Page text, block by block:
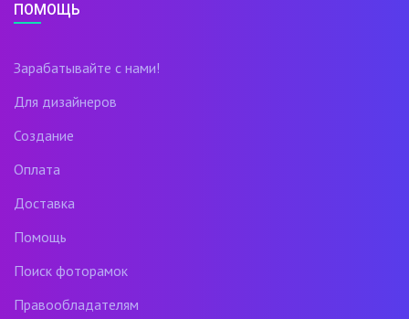
ПОМОЩЬ
Зарабатывайте с нами!
Для дизайнеров
Создание
Оплата
Доставка
Помощь
Поиск фоторамок
Правообладателям